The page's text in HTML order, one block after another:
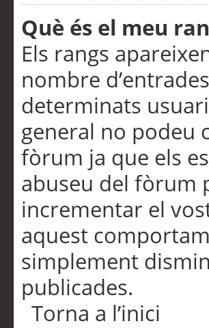
Què és el meu
Els rangs
nombre
determinats
general no podeu
fòrum ja que els
abuseu del fòrum
incrementar el
aquest
simplement
publicades.
Torna a l’inici